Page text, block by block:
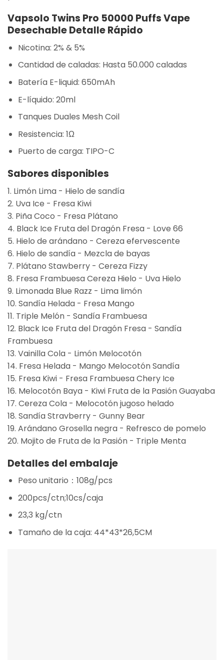
Vapsolo Twins Pro 50000 Puffs Vape
Desechable Detalle Rápido
Nicotina: 2% & 5%
Cantidad de caladas: Hasta 50.000 caladas
Batería E-liquid: 650mAh
E-líquido: 20ml
Tanques Duales Mesh Coil
Resistencia: 1Ω
Puerto de carga: TIPO-C
Sabores disponibles
1. Limón Lima - Hielo de sandía
2. Uva Ice - Fresa Kiwi
3. Piña Coco - Fresa Plátano
4. Black Ice Fruta del Dragón Fresa - Love 66
5. Hielo de arándano - Cereza efervescente
6. Hielo de sandía - Mezcla de bayas
7. Plátano Stawberry - Cereza Fizzy
8. Fresa Frambuesa Cereza Hielo - Uva Hielo
9. Limonada Blue Razz - Lima limón
10. Sandía Helada - Fresa Mango
11. Triple Melón - Sandía Frambuesa
12. Black Ice Fruta del Dragón Fresa - Sandía
Frambuesa
13. Vainilla Cola - Limón Melocotón
14. Fresa Helada - Mango Melocotón Sandía
15. Fresa Kiwi - Fresa Frambuesa Chery Ice
16. Melocotón Baya - Kiwi Fruta de la Pasión Guayaba
17. Cereza Cola - Melocotón jugoso helado
18. Sandía Stravberry - Gunny Bear
19. Arándano Grosella negra - Refresco de pomelo
20. Mojito de Fruta de la Pasión - Triple Menta
Detalles del embalaje
Peso unitario：108g/pcs
200pcs/ctn;10cs/caja
23,3 kg/ctn
Tamaño de la caja: 44*43*26,5CM